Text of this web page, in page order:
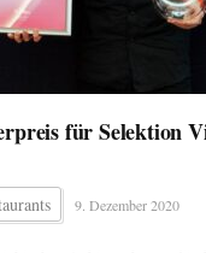
für Selektion
9. Dezember 2020